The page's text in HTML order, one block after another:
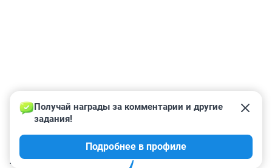
КОММЕНТАРИИ 1
Получай награды за комментарии и другие
задания!
Подробнее в профиле